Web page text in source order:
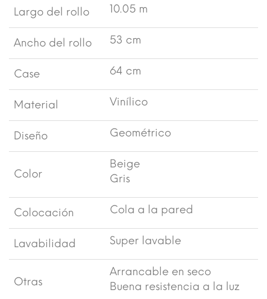
Largo del rollo 10.05 m
Ancho del rollo 53 cm
Case 64 cm
Material Vinílico
Diseño Geométrico
Color
Beige
Gris
Colocación Cola a la pared
Lavabilidad Super lavable
Otras
Arrancable en seco
Buena resistencia a la luz